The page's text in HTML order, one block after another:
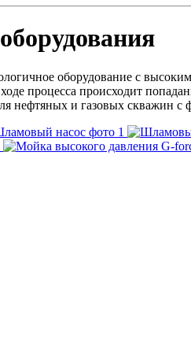
оборудование с
процесса происходит
нефтяных и газовых скважин с